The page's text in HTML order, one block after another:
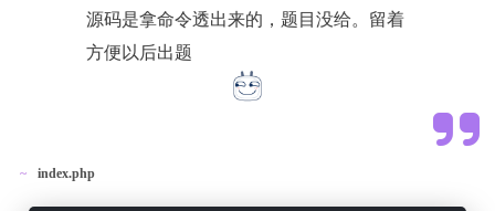
源码是拿命令透出来的，题目没给。留着
方便以后出题
index.php